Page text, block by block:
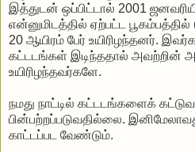
இத்துடன் ஒப்பிட்டால் 2001
என்னுமிடத்தில் ஏற்பட்ட பூகம்பத்தில்
20 ஆயிரம் பேர் உயிரிழந்தனர்.
கட்டடங்கள் இடிந்ததால் அவற்றின்
உயிரிழந்தவர்களே.
நமது நாட்டில் கட்டடங்களைக்
பின்பற்றப்படுவதில்லை.
காட்டப்பட வேண்டும்.